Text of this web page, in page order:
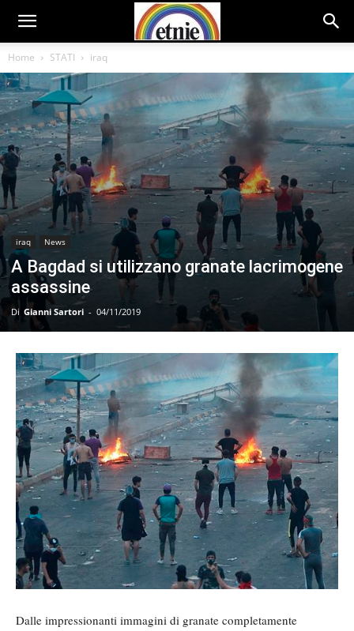
Home STATI iraq
iraq News
A Bagdad si utilizzano granate lacrimogene
assassine
Di Gianni Sartori - 04/11/2019
Dalle impressionanti immagini di granate completamente